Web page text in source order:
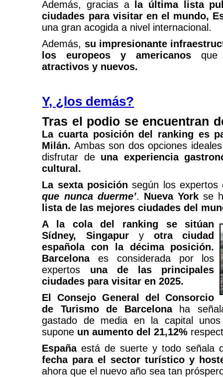
Además, gracias a
la última lista
ciudades para visitar en el mundo,
una gran acogida a nivel internacional.
Además, su impresionante
los europeos y americanos que
atractivos y nuevos.
Y, ¿los demás?
Tras el podio se encuentran
La cuarta posición del ranking es
Milán. Ambas son dos opciones
disfrutar de una experiencia
cultural.
La sexta posiciónsegún los
que nunca duerme’. Nueva Yorkse
lista de las mejores ciudades del
A la cola del ranking se sitúan
Sídney, Singapur y otra ciudad
española con la décima posición.
Barcelonaes considerada por los
expertos una de las principales
ciudades para visitar en 2025.
El Consejo General del Consorcio
de Turismo de Barcelonaha
gastado de media en la capital
supone un aumento del 21,12%
Españaestá de suerte y todo señala
fecha para el sector turístico y
ahora que el nuevo año sea tan